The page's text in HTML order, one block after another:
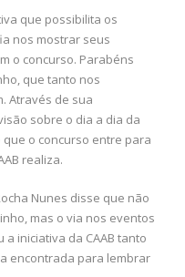
que possibilita os
nos mostrar seus
o concurso. Parabéns
que tanto nos
Através de sua
sobre o dia a dia da
o concurso entre para
realiza.
Nunes disse que não
mas o via nos eventos
iniciativa da CAAB tanto
encontrada para lembrar